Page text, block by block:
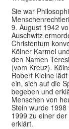
Sie war
9. August 1942
Auschwitz
Christentum
Kölner Karmel
den Namen
(vom Kreuz).
Robert Kleine
ein, sich auf die
begeben und
Menschen von
Stein wurde
1999 zu einer
erklärt.